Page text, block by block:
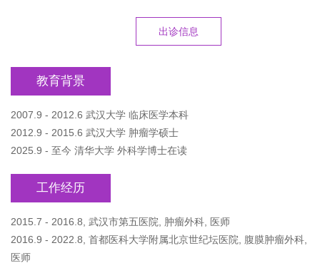
出诊信息
教育背景
2007.9 - 2012.6 武汉大学 临床医学本科
2012.9 - 2015.6 武汉大学 肿瘤学硕士
2025.9 - 至今 清华大学 外科学博士在读
工作经历
2015.7 - 2016.8, 武汉市第五医院, 肿瘤外科, 医师
2016.9 - 2022.8, 首都医科大学附属北京世纪坛医院, 腹膜肿瘤外科,
医师